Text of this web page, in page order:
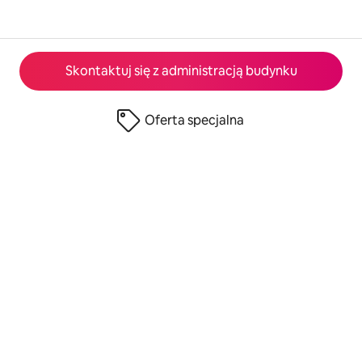
Skontaktuj się z administracją budynku
Oferta specjalna